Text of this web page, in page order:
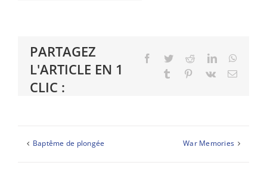
PARTAGEZ
L'ARTICLE EN 1
CLIC :
Facebook
TwitterRedditLinkedIn
Tumblr Pinterest
Vk Email
Baptême de plongée War Memories